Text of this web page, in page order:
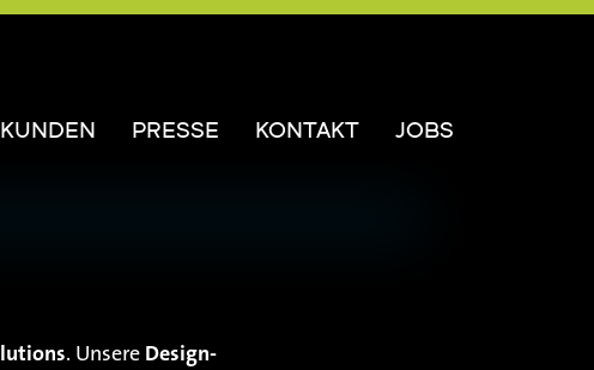
KUNDEN PRESSE KONTAKT JOBS
. Unsere Design-